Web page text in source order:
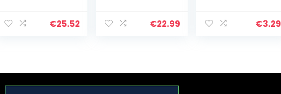
Barbecue
€25.52
200 stuks per
€22.99
Schoonmaaksp
Accessoires…
€3.29